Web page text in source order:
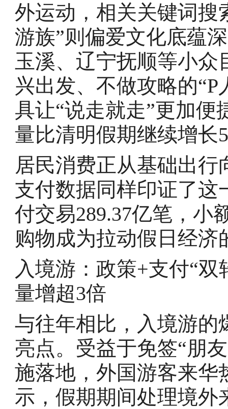
外运动，相关关键词搜
游族”则偏爱文化底蕴
玉溪、辽宁抚顺等小众
兴出发、不做攻略的
具让“说走就走”更加
量比清明假期继续增长
居民消费正从基础出
支付数据同样印证了这
付交易289.37亿笔，小
购物成为拉动假日经济
入境游：政策+支付“双
量增超3倍
与往年相比，入境游的
亮点。受益于免签“朋
施落地，外国游客来华
示，假期期间处理境外